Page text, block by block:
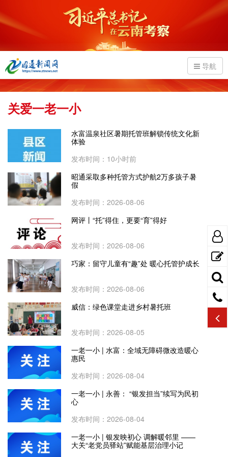
导航
关爱一老一小
水富温泉社区暑期托管班解锁传统文化新
体验
发布时间：10小时前
昭通采取多种托管方式护航2万多孩子暑
假
发布时间：2026-08-06
网评丨“托”得住，更要“育”得好
发布时间：2026-08-06
巧家：留守儿童有“趣”处 暖心托管护成长
发布时间：2026-08-06
威信：绿色课堂走进乡村暑托班
发布时间：2026-08-05
一老一小 | 水富：全域无障碍微改造暖心
惠民
发布时间：2026-08-04
一老一小 | 永善： “银发担当”续写为民初
心
发布时间：2026-08-04
一老一小 | 银发映初心 调解暖邻里 ——
大关“老党员驿站”赋能基层治理小记